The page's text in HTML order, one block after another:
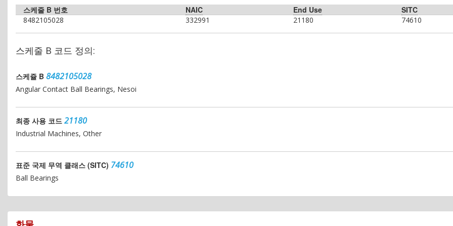
스케줄 B 번호 NAIC End Use SITC
8482105028 332991 21180 74610
스케줄 B 코드 정의:
스케쥴 B 8482105028
Angular Contact Ball Bearings, Nesoi
최종 사용 코드 21180
Industrial Machines, Other
표준 국제 무역 클래스 (SITC) 74610
Ball Bearings